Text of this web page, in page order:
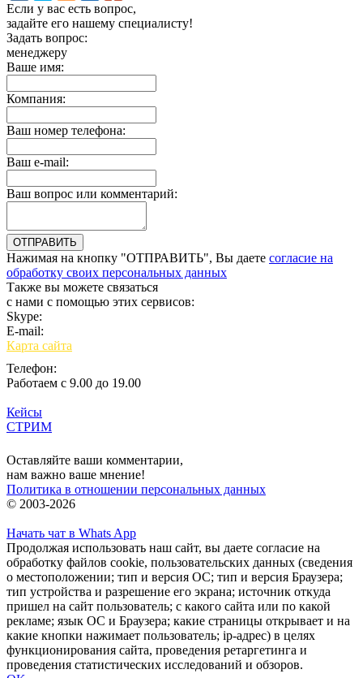
Если у вас есть вопрос,
задайте его нашему специалисту!
Задать вопрос:
менеджеру
Ваше имя:
Компания:
Ваш номер телефона:
Ваш e-mail:
Ваш вопрос или комментарий:
Нажимая на кнопку "ОТПРАВИТЬ", Вы даете согласие на
обработку своих персональных данных
Также вы можете связаться
с нами с помощью этих сервисов:
Skype:
E-mail:
Карта сайта
Телефон:
Работаем с 9.00 до 19.00
Кейсы
СТРИМ
Оставляйте ваши комментарии,
нам важно ваше мнение!
Политика в отношении персональных данных
© 2003-2026
Начать чат в Whats App
Продолжая использовать наш сайт, вы даете согласие на
обработку файлов cookie, пользовательских данных (сведения
о местоположении; тип и версия ОС; тип и версия Браузера;
тип устройства и разрешение его экрана; источник откуда
пришел на сайт пользователь; с какого сайта или по какой
рекламе; язык ОС и Браузера; какие страницы открывает и на
какие кнопки нажимает пользователь; ip-адрес) в целях
функционирования сайта, проведения ретаргетинга и
проведения статистических исследований и обзоров.